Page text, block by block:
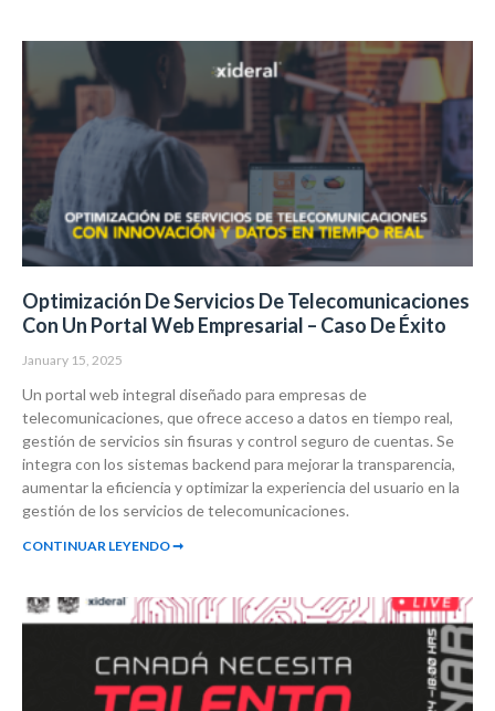
Optimización De Servicios De Telecomunicaciones
Con Un Portal Web Empresarial – Caso De Éxito
January 15, 2025
Un portal web integral diseñado para empresas de
telecomunicaciones, que ofrece acceso a datos en tiempo real,
gestión de servicios sin fisuras y control seguro de cuentas. Se
integra con los sistemas backend para mejorar la transparencia,
aumentar la eficiencia y optimizar la experiencia del usuario en la
gestión de los servicios de telecomunicaciones.
CONTINUAR LEYENDO ➞